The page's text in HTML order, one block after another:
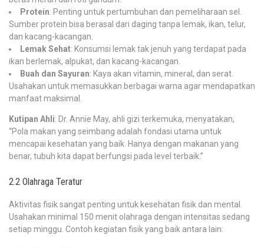
Protein: Penting untuk pertumbuhan dan pemeliharaan sel.
Sumber protein bisa berasal dari daging tanpa lemak, ikan, telur,
dan kacang-kacangan.
Lemak Sehat: Konsumsi lemak tak jenuh yang terdapat pada
ikan berlemak, alpukat, dan kacang-kacangan.
Buah dan Sayuran: Kaya akan vitamin, mineral, dan serat.
Usahakan untuk memasukkan berbagai warna agar mendapatkan
manfaat maksimal.
Kutipan Ahli: Dr. Annie May, ahli gizi terkemuka, menyatakan,
“Pola makan yang seimbang adalah fondasi utama untuk
mencapai kesehatan yang baik. Hanya dengan makanan yang
benar, tubuh kita dapat berfungsi pada level terbaik.”
2.2 Olahraga Teratur
Aktivitas fisik sangat penting untuk kesehatan fisik dan mental.
Usahakan minimal 150 menit olahraga dengan intensitas sedang
setiap minggu. Contoh kegiatan fisik yang baik antara lain: